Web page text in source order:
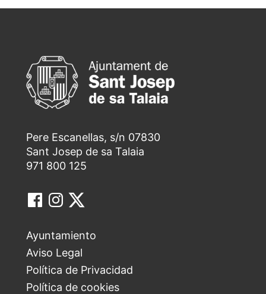
Pere Escanellas, s/n 07830
Sant Josep de sa Talaia
971 800 125
Ayuntamiento
Aviso Legal
Política de Privacidad
Política de cookies